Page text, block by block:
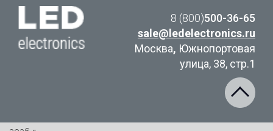
8 (800)500-36-65
sale@ledelectronics.ru
Москва, Южнопортовая
улица, 38, стр.1